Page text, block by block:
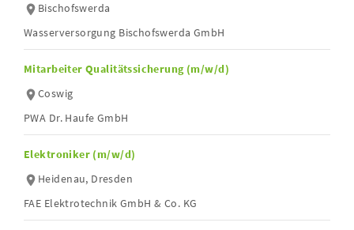
Bischofswerda
Wasserversorgung Bischofswerda GmbH
Mitarbeiter Qualitätssicherung (m/w/d)
Coswig
PWA Dr. Haufe GmbH
Elektroniker (m/w/d)
Heidenau, Dresden
FAE Elektrotechnik GmbH & Co. KG